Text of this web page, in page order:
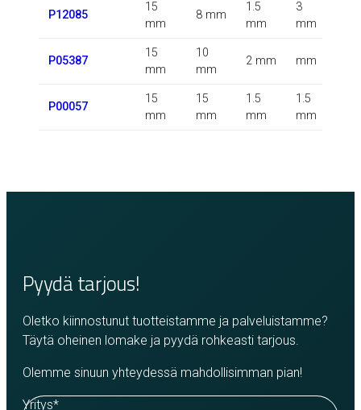
P12085
15
mm
8 mm
1.5
mm
3
mm
P05387
15
mm
10
mm
2 mm mm
P00057
15
mm
15
mm
1.5
mm
1.5
mm
Pyydä tarjous!
Oletko kiinnostunut tuotteistamme ja palveluistamme?
Täytä oheinen lomake ja pyydä rohkeasti tarjous.
Olemme sinuun yhteydessä mahdollisimman pian!
Yritys*